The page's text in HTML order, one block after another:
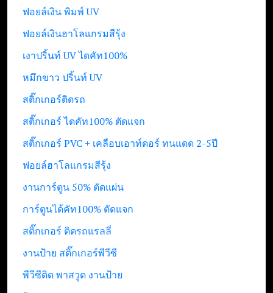
ฟอยล์เงิน พิมพ์ UV
ฟอยล์เงินฮาโลแกรมสีรุ้ง
เงาปริ้นท์ UV ไดคัท100%
หมึกขาว ปริ้นท์ UV
สติ๊กเกอร์ติดรถ
สติ๊กเกอร์ ไดคัท100% ตัดแจก
สติ๊กเกอร์ PVC + เคลือบเอาท์ดอร์ ทนแดด 2-5ปี
ฟอยล์ฮาโลแกรมสีรุ้ง
งานการ์ตูน 50% ตัดแผ่น
การ์ตูนได้คัท100% ตัดแจก
สติ๊กเกอร์ ติดรถแรลลี่
งานป้าย สติ๊กเกอร์พีวีซี
พีวีซีติด พาสวูด งานป้าย